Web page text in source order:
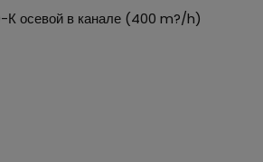
К осевой в канале (400 m?/h)